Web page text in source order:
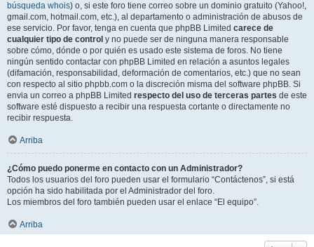
búsqueda whois) o, si este foro tiene correo sobre un dominio gratuito (Yahoo!,
gmail.com, hotmail.com, etc.), al departamento o administración de abusos de
ese servicio. Por favor, tenga en cuenta que phpBB Limited carece de
cualquier tipo de control y no puede ser de ninguna manera responsable
sobre cómo, dónde o por quién es usado este sistema de foros. No tiene
ningún sentido contactar con phpBB Limited en relación a asuntos legales
(difamación, responsabilidad, deformación de comentarios, etc.) que no sean
con respecto al sitio phpbb.com o la discreción misma del software phpBB. Si
envia un correo a phpBB Limited respecto del uso de terceras partes de este
software esté dispuesto a recibir una respuesta cortante o directamente no
recibir respuesta.
Arriba
¿Cómo puedo ponerme en contacto con un Administrador?
Todos los usuarios del foro pueden usar el formulario “Contáctenos”, si está
opción ha sido habilitada por el Administrador del foro.
Los miembros del foro también pueden usar el enlace “El equipo”.
Arriba